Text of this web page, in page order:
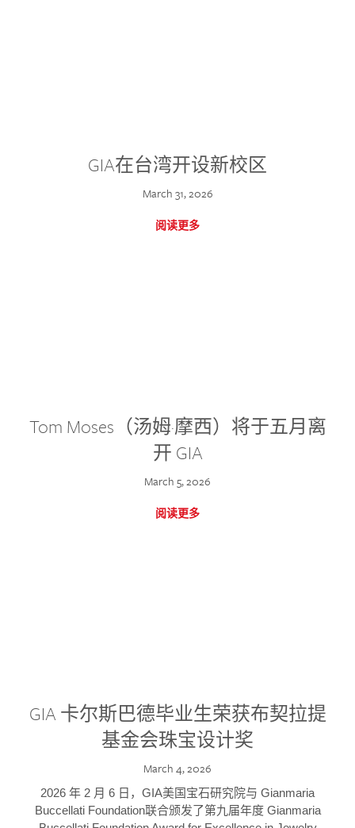
GIA在台湾开设新校区
March 31, 2026
阅读更多
Tom Moses（汤姆·摩西）将于五月离
开 GIA
March 5, 2026
阅读更多
GIA 卡尔斯巴德毕业生荣获布契拉提
基金会珠宝设计奖
March 4, 2026
2026 年 2 月 6 日，GIA美国宝石研究院与 Gianmaria
Buccellati Foundation联合颁发了第九届年度 Gianmaria